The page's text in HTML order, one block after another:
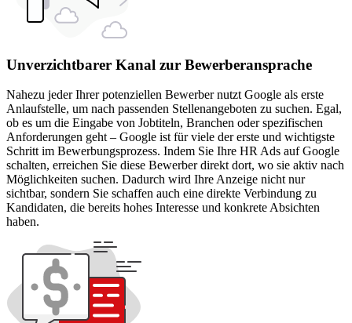
Unverzichtbarer Kanal zur Bewerberansprache
Nahezu jeder Ihrer potenziellen Bewerber nutzt Google als erste
Anlaufstelle, um nach passenden Stellenangeboten zu suchen. Egal,
ob es um die Eingabe von Jobtiteln, Branchen oder spezifischen
Anforderungen geht – Google ist für viele der erste und wichtigste
Schritt im Bewerbungsprozess. Indem Sie Ihre HR Ads auf Google
schalten, erreichen Sie diese Bewerber direkt dort, wo sie aktiv nach
Möglichkeiten suchen. Dadurch wird Ihre Anzeige nicht nur
sichtbar, sondern Sie schaffen auch eine direkte Verbindung zu
Kandidaten, die bereits hohes Interesse und konkrete Absichten
haben.